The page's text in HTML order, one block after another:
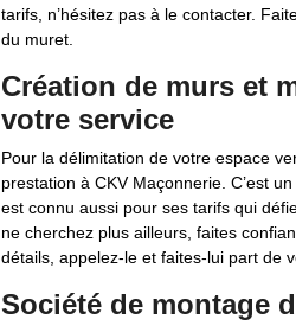
tarifs, n’hésitez pas à le contacter.
du muret.
Création de murs et
votre service
Pour la délimitation de votre espace
prestation à CKV Maçonnerie. C’est
est connu aussi pour ses tarifs qui
ne cherchez plus ailleurs, faites
détails, appelez-le et faites-lui part de
Société de montage